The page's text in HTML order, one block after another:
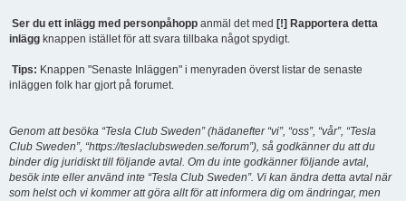
Ser du ett inlägg med personpåhopp anmäl det med [!] Rapportera detta
inlägg knappen istället för att svara tillbaka något spydigt.
Tips: Knappen "Senaste Inläggen" i menyraden överst listar de senaste
inläggen folk har gjort på forumet.
Genom att besöka “Tesla Club Sweden” (hädanefter “vi”, “oss”, “vår”, “Tesla
Club Sweden”, “https://teslaclubsweden.se/forum”), så godkänner du att du
binder dig juridiskt till följande avtal. Om du inte godkänner följande avtal,
besök inte eller använd inte “Tesla Club Sweden”. Vi kan ändra detta avtal när
som helst och vi kommer att göra allt för att informera dig om ändringar, men